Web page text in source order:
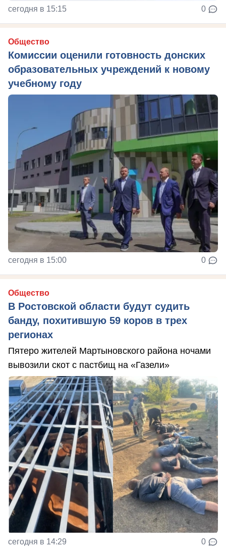
сегодня в 15:15 0
Общество
Комиссии оценили готовность донских
образовательных учреждений к новому
учебному году
сегодня в 15:00 0
Общество
В Ростовской области будут судить
банду, похитившую 59 коров в трех
регионах
Пятеро жителей Мартыновского района ночами
вывозили скот с пастбищ на «Газели»
сегодня в 14:29 0